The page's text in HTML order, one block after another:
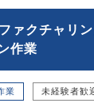
ァクチャリ
作業
業 未経験者歓